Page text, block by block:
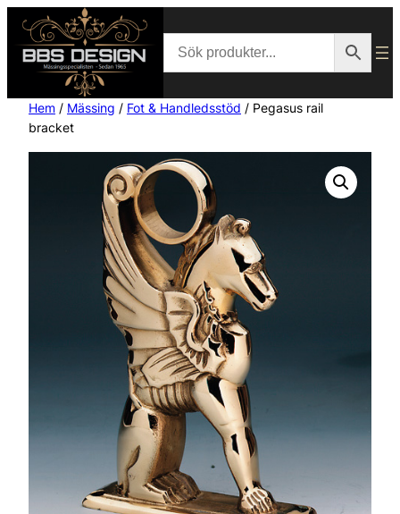
Hem / Mässing / Fot & Handledsstöd / Pegasus rail
bracket